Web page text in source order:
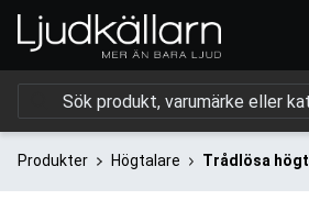
Produkter Högtalare Trådlösa